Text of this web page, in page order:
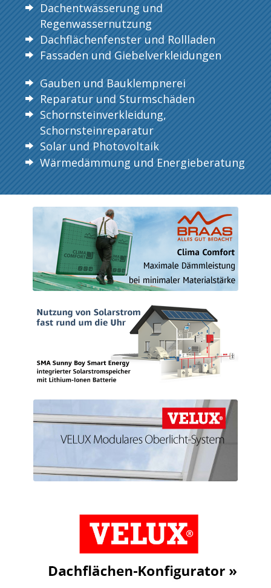
Dachentwässerung und
Regenwassernutzung
Dachflächenfenster und Rollladen
Fassaden und Giebelverkleidungen
Gauben und Bauklempnerei
Reparatur und Sturmschäden
Schornsteinverkleidung,
Schornsteinreparatur
Solar und Photovoltaik
Wärmedämmung und Energieberatung